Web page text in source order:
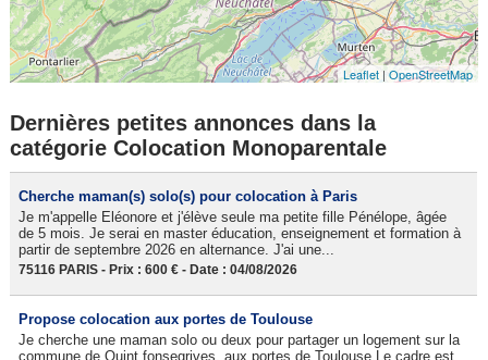
Leaflet |OpenStreetMap
Dernières petites annonces dans la
catégorie Colocation Monoparentale
Cherche maman(s) solo(s) pour colocation à Paris
Je m'appelle Eléonore et j'élève seule ma petite fille Pénélope, âgée
de 5 mois. Je serai en master éducation, enseignement et formation à
partir de septembre 2026 en alternance. J'ai une...
75116 PARIS - Prix : 600 € - Date : 04/08/2026
Propose colocation aux portes de Toulouse
Je cherche une maman solo ou deux pour partager un logement sur la
commune de Quint fonsegrives, aux portes de Toulouse.Le cadre est